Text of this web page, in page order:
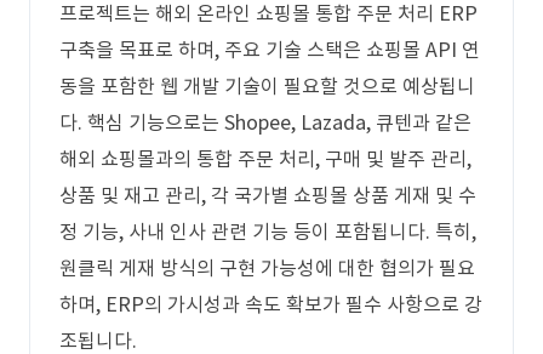
프로젝트는 해외 온라인 쇼핑몰 통합 주문 처리 ERP
구축을 목표로 하며, 주요 기술 스택은 쇼핑몰 API 연
동을 포함한 웹 개발 기술이 필요할 것으로 예상됩니
다. 핵심 기능으로는 Shopee, Lazada, 큐텐과 같은
해외 쇼핑몰과의 통합 주문 처리, 구매 및 발주 관리,
상품 및 재고 관리, 각 국가별 쇼핑몰 상품 게재 및 수
정 기능, 사내 인사 관련 기능 등이 포함됩니다. 특히,
원클릭 게재 방식의 구현 가능성에 대한 협의가 필요
하며, ERP의 가시성과 속도 확보가 필수 사항으로 강
조됩니다.